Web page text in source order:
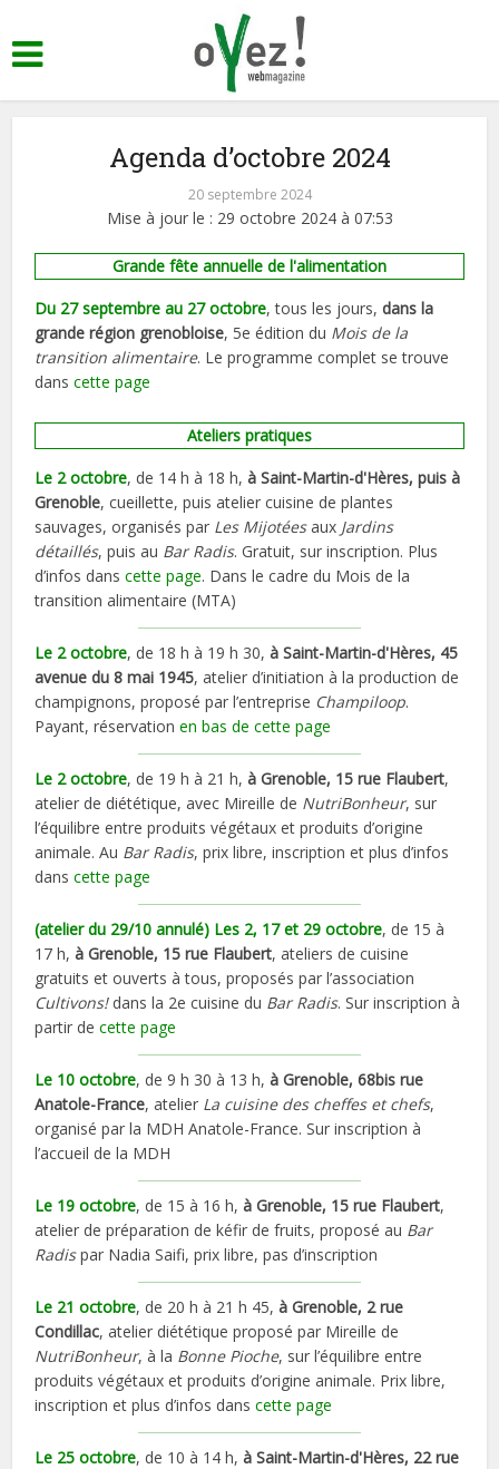
Agenda d’octobre 2024
20 septembre 2024
Mise à jour le : 29 octobre 2024 à 07:53
Grande fête annuelle de l'alimentation
Du 27 septembre au 27 octobre, tous les jours,dans la
grande région grenobloise, 5e édition du Mois de la
transition alimentaire. Le programme complet se trouve
danscette page
Ateliers pratiques
Le 2 octobre, de 14 h à 18 h,à Saint-Martin-d'Hères, puis à
Grenoble, cueillette, puis atelier cuisine de plantes
sauvages, organisés par Les Mijotéesaux Jardins
détaillés, puis au Bar Radis. Gratuit, sur inscription. Plus
d’infos danscette page. Dans le cadre du Mois de la
transition alimentaire (MTA)
Le 2 octobre, de 18 h à 19 h 30,à Saint-Martin-d'Hères, 45
avenue du 8 mai 1945, atelier d’initiation à la production de
champignons, proposé par l’entreprise Champiloop.
Payant, réservationen bas de cette page
Le 2 octobre, de 19 h à 21 h,à Grenoble, 15 rue Flaubert,
atelier de diététique, avec Mireille de NutriBonheur, sur
l’équilibre entre produits végétaux et produits d’origine
animale. Au Bar Radis, prix libre, inscription et plus d’infos
danscette page
(atelier du 29/10 annulé) Les 2, 17 et 29 octobre, de 15 à
17 h,à Grenoble, 15 rue Flaubert, ateliers de cuisine
gratuits et ouverts à tous, proposés par l’association
Cultivons!dans la 2e cuisine du Bar Radis. Sur inscription à
partir decette page
Le 10 octobre, de 9 h 30 à 13 h,à Grenoble, 68bis rue
Anatole-France, atelier La cuisine des cheffes et chefs,
organisé par la MDH Anatole-France. Sur inscription à
l’accueil de la MDH
Le 19 octobre, de 15 à 16 h,à Grenoble, 15 rue Flaubert,
atelier de préparation de kéfir de fruits, proposé au Bar
Radispar Nadia Saifi, prix libre, pas d’inscription
Le 21 octobre, de 20 h à 21 h 45,à Grenoble, 2 rue
Condillac, atelier diététique proposé par Mireille de
NutriBonheur, à la Bonne Pioche, sur l’équilibre entre
produits végétaux et produits d’origine animale. Prix libre,
inscription et plus d’infos danscette page
Le 25 octobre, de 10 à 14 h,à Saint-Martin-d'Hères, 22 rue